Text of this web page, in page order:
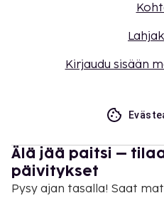
Kirjaudu sisään
Älä jää paitsi –
päivitykset
Pysy ajan tasalla! Saat